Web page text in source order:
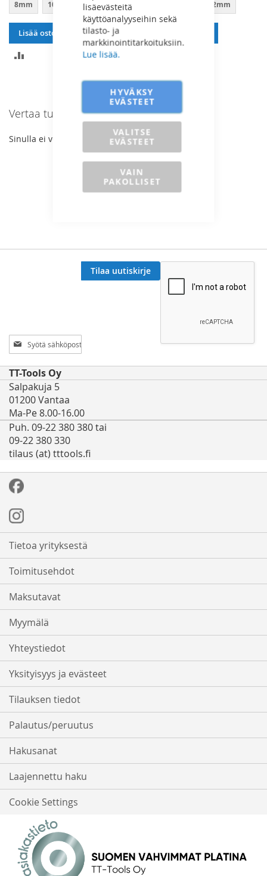
lisäevästeitä
käyttöanalyyseihin sekä
tilasto- ja
markkinointitarkoituksiin.
Lue lisää.
HYVÄKSY
EVÄSTEET
VALITSE
EVÄSTEET
VAIN
PAKOLLISET
8mm 10mm 13mm
Lisää ostoskoriin
12mm
Vertaa tuotteita
Sinulla ei vertailtavia tuotteita.
Tilaa
uutiskirjeemme:
Tilaa uutiskirje
TT-Tools Oy
Salpakuja 5
01200 Vantaa
Ma-Pe 8.00-16.00
Puh. 09-22 380 380 tai
09-22 380 330
tilaus (at) tttools.fi
Tietoa yrityksestä
Toimitusehdot
Maksutavat
Myymälä
Yhteystiedot
Yksityisyys ja evästeet
Tilauksen tiedot
Palautus/peruutus
Hakusanat
Laajennettu haku
Cookie Settings